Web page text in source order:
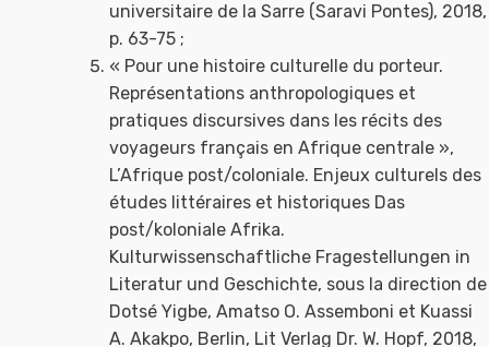
universitaire de la Sarre (Saravi Pontes), 2018,
p. 63-75 ;
« Pour une histoire culturelle du porteur.
Représentations anthropologiques et
pratiques discursives dans les récits des
voyageurs français en Afrique centrale »,
L’Afrique post/coloniale. Enjeux culturels des
études littéraires et historiques Das
post/koloniale Afrika.
Kulturwissenschaftliche Fragestellungen in
Literatur und Geschichte, sous la direction de
Dotsé Yigbe, Amatso O. Assemboni et Kuassi
A. Akakpo, Berlin, Lit Verlag Dr. W. Hopf, 2018,